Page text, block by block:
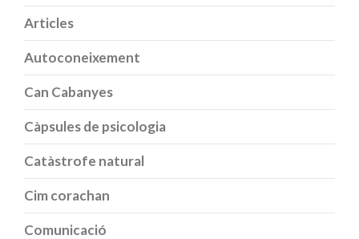
Articles
Autoconeixement
Can Cabanyes
Càpsules de psicologia
Catàstrofe natural
Cim corachan
Comunicació